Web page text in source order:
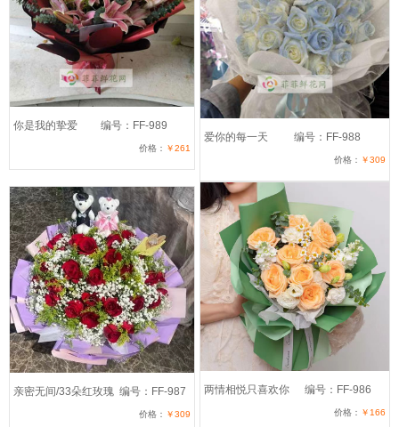
你是我的挚爱 编号：FF-989
价格： ￥261
爱你的每一天 编号：FF-988
价格： ￥309
亲密无间/33朵红玫瑰 编号：FF-987
价格： ￥309
两情相悦只喜欢你 编号：FF-986
价格： ￥166